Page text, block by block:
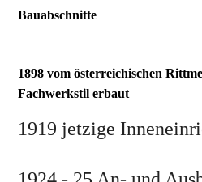
Bauabschnitte
1898 vom österreichischen
Fachwerkstil erbaut
1919 jetzige